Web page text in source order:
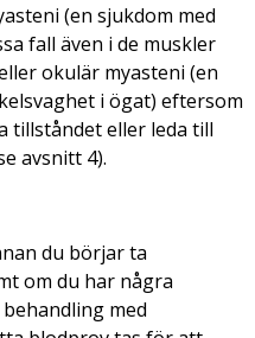
(en sjukdom med
fall även i de muskler
okulär myasteni (en
i ögat) eftersom
tillståndet eller leda till
avsnitt 4).
du börjar ta
om du har några
med